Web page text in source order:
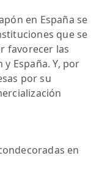
en España se
que se
favorecer las
España. Y, por
por su
en